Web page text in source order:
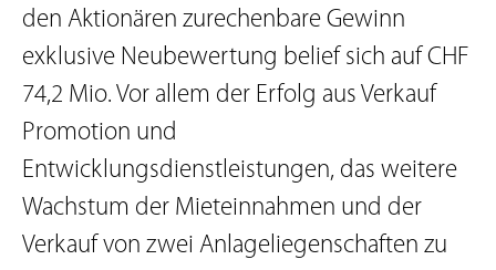
den Aktionären zurechenbare Gewinn
exklusive Neubewertung belief sich auf CHF
74,2 Mio. Vor allem der Erfolg aus Verkauf
Promotion und
Entwicklungsdienstleistungen, das weitere
Wachstum der Mieteinnahmen und der
Verkauf von zwei Anlageliegenschaften zu